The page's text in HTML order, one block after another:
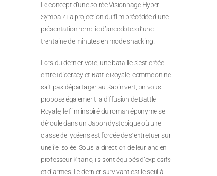
Le concept d’une soirée Visionnage Hyper
Sympa ? La projection du film précédée d’une
présentation remplie d’anecdotes d’une
trentaine de minutes en mode snacking.
Lors du dernier vote, une bataille s’est créée
entre Idiocracy et Battle Royale, comme on ne
sait pas départager au Sapin vert, on vous
propose également la diffusion de Battle
Royale, le film inspiré du roman éponyme se
déroule dans un Japon dystopique où une
classe de lycéens est forcée de s’entretuer sur
une île isolée. Sous la direction de leur ancien
professeur Kitano, ils sont équipés d’explosifs
et d’armes. Le dernier survivant est le seul à